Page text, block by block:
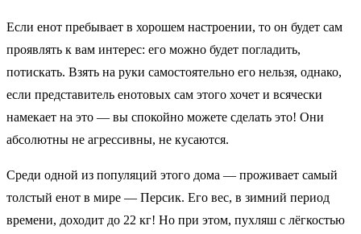
Если енот пребывает в хорошем настроении, то он будет сам
проявлять к вам интерес: его можно будет погладить,
потискать. Взять на руки самостоятельно его нельзя, однако,
если представитель енотовых сам этого хочет и всячески
намекает на это — вы спокойно можете сделать это! Они
абсолютны не агрессивны, не кусаются.
Среди одной из популяций этого дома — проживает самый
толстый енот в мире — Персик. Его вес, в зимний период
времени, доходит до 22 кг! Но при этом, пухляш с лёгкостью